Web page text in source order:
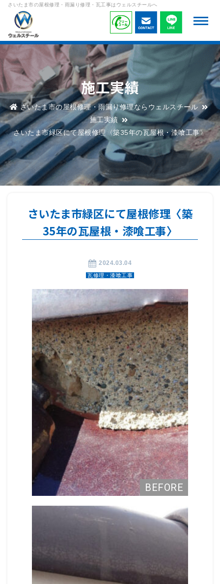
さいたま市の屋根修理・雨漏り修理・瓦工事はウェルスチールへ
施工実績
さいたま市の屋根修理・雨漏り修理ならウェルスチール
施工実績
さいたま市緑区にて屋根修理〈築35年の瓦屋根・漆喰工事〉
さいたま市緑区にて屋根修理〈築
35年の瓦屋根・漆喰工事〉
2024.03.04
瓦修理・漆喰工事